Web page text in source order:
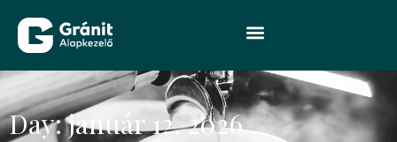
Day: január 12, 2026